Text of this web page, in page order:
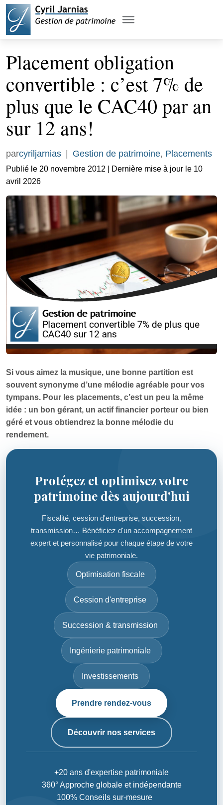
Placement obligation
convertible : c’est 7% de
plus que le CAC40 par an
sur 12 ans!
parcyriljarnias Gestion de patrimoine, Placements
Publié le 20 novembre 2012 | Dernière mise à jour le 10
avril 2026
Si vous aimez la musique, une bonne partition est
souvent synonyme d’une mélodie agréable pour vos
tympans. Pour les placements, c’est un peu la même
idée : un bon gérant, un actif financier porteur ou bien
géré et vous obtiendrez la bonne mélodie du
rendement.
Protégez et optimisez votre
patrimoine dès aujourd'hui
Fiscalité, cession d'entreprise, succession,
transmission… Bénéficiez d'un accompagnement
expert et personnalisé pour chaque étape de votre
vie patrimoniale.
Optimisation fiscale
Cession d'entreprise
Succession & transmission
Ingénierie patrimoniale
Investissements
Prendre rendez-vous
Découvrir nos services
+20 ans d'expertise patrimoniale
360° Approche globale et indépendante
100% Conseils sur-mesure